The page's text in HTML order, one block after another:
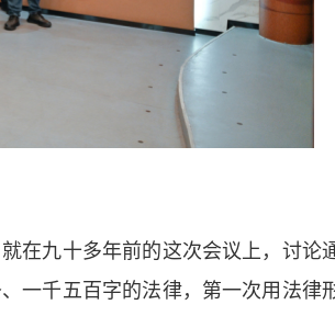
九十多年前的这次会议上，讨论
一千五百字的法律，第一次用法律